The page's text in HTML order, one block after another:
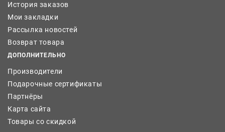
История заказов
Мои закладки
Рассылка новостей
Возврат товара
ДОПОЛНИТЕЛЬНО
Производители
Подарочные сертификаты
Партнёры
Карта сайта
Товары со скидкой